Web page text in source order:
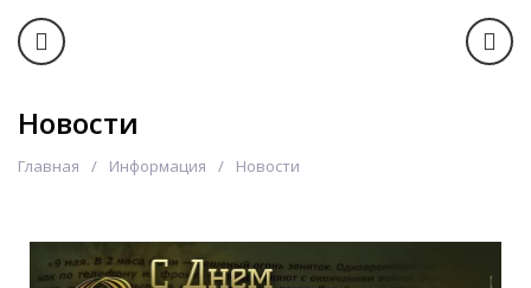
Новости
Главная Информация Новости